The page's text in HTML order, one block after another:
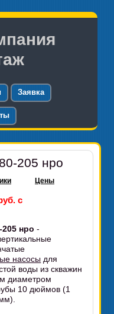
Заявка
205 нро
Цены
с
нро -
насосы для
воды из скважин
диаметром
10 дюймов (1